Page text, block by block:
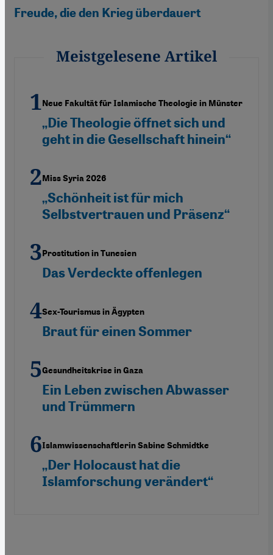
Freude, die den Krieg überdauert
Meistgelesene Artikel
Neue Fakultät für Islamische Theologie in Münster
„Die Theologie öffnet sich und
geht in die Gesellschaft hinein“
Miss Syria 2026
„Schönheit ist für mich
Selbstvertrauen und Präsenz“
Prostitution in Tunesien
Das Verdeckte offenlegen
Sex-Tourismus in Ägypten
Braut für einen Sommer
Gesundheitskrise in Gaza
Ein Leben zwischen Abwasser
und Trümmern
Islamwissenschaftlerin Sabine Schmidtke
„Der Holocaust hat die
Islamforschung verändert“